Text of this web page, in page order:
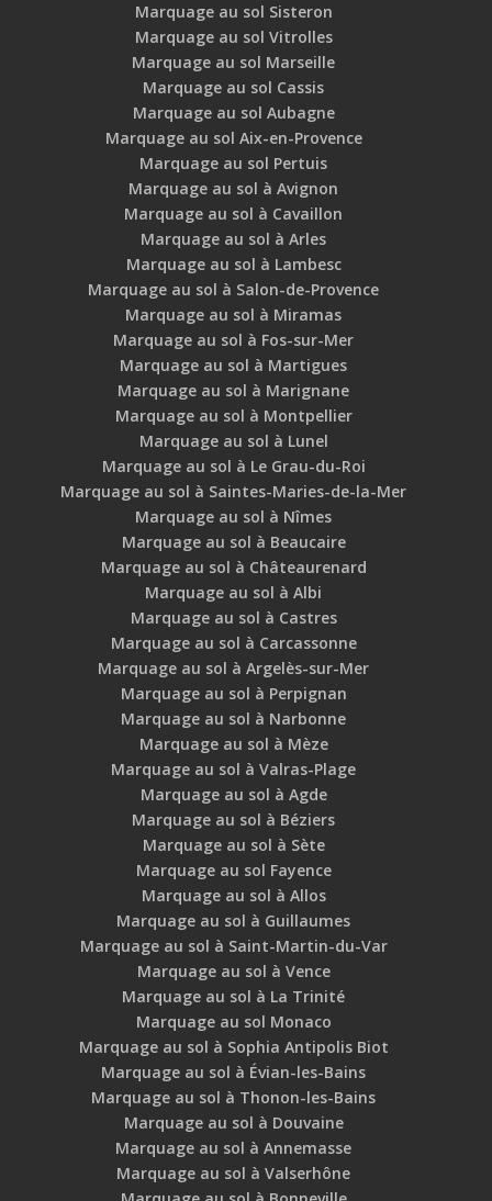
Marquage au sol Sisteron
Marquage au sol Vitrolles
Marquage au sol Marseille
Marquage au sol Cassis
Marquage au sol Aubagne
Marquage au sol Aix-en-Provence
Marquage au sol Pertuis
Marquage au sol à Avignon
Marquage au sol à Cavaillon
Marquage au sol à Arles
Marquage au sol à Lambesc
Marquage au sol à Salon-de-Provence
Marquage au sol à Miramas
Marquage au sol à Fos-sur-Mer
Marquage au sol à Martigues
Marquage au sol à Marignane
Marquage au sol à Montpellier
Marquage au sol à Lunel
Marquage au sol à Le Grau-du-Roi
Marquage au sol à Saintes-Maries-de-la-Mer
Marquage au sol à Nîmes
Marquage au sol à Beaucaire
Marquage au sol à Châteaurenard
Marquage au sol à Albi
Marquage au sol à Castres
Marquage au sol à Carcassonne
Marquage au sol à Argelès-sur-Mer
Marquage au sol à Perpignan
Marquage au sol à Narbonne
Marquage au sol à Mèze
Marquage au sol à Valras-Plage
Marquage au sol à Agde
Marquage au sol à Béziers
Marquage au sol à Sète
Marquage au sol Fayence
Marquage au sol à Allos
Marquage au sol à Guillaumes
Marquage au sol à Saint-Martin-du-Var
Marquage au sol à Vence
Marquage au sol à La Trinité
Marquage au sol Monaco
Marquage au sol à Sophia Antipolis Biot
Marquage au sol à Évian-les-Bains
Marquage au sol à Thonon-les-Bains
Marquage au sol à Douvaine
Marquage au sol à Annemasse
Marquage au sol à Valserhône